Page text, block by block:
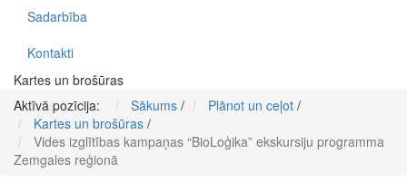
Sadarbība
Kontakti
Kartes un brošūras
Aktīvā pozīcija:
Sākums / Plānot un ceļot /
Kartes un brošūras /
Vides izglītības kampaņas “BioLoģika” ekskursiju programma
Zemgales reģionā